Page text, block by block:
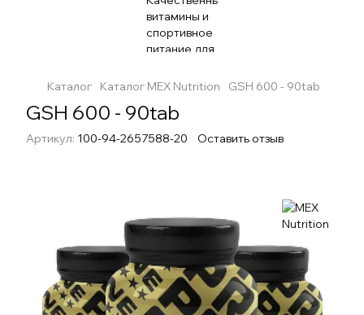
Каталог Каталог MEX Nutrition GSH 600 - 90tab
GSH 600 - 90tab
Артикул: 100-94-2657588-20 Оставить отзыв